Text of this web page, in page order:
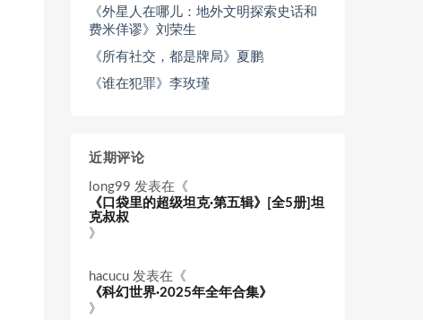
《外星人在哪儿：地外文明探索史话和
费米佯谬》刘荣生
《所有社交，都是牌局》夏鹏
《谁在犯罪》李玫瑾
近期评论
long99 发表在《
《口袋里的超级坦克·第五辑》[全5册]坦
克叔叔
》
hacucu 发表在《
《科幻世界·2025年全年合集》
》